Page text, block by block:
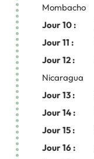
Mombacho
Jour 10 :
Jour 11 :
Jour 12 :
Nicaragua
Jour 13 :
Jour 14 :
Jour 15 :
Jour 16 :